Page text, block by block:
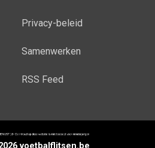
Privacy-beleid
Samenwerken
RSS Feed
voetbalflitsen.be